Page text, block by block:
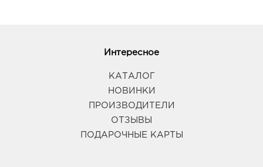
Интересное
КАТАЛОГ
НОВИНКИ
ПРОИЗВОДИТЕЛИ
ОТЗЫВЫ
ПОДАРОЧНЫЕ КАРТЫ